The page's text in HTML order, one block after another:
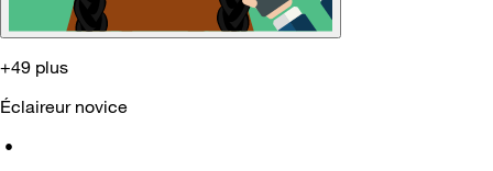
+49 plus
Éclaireur novice
•